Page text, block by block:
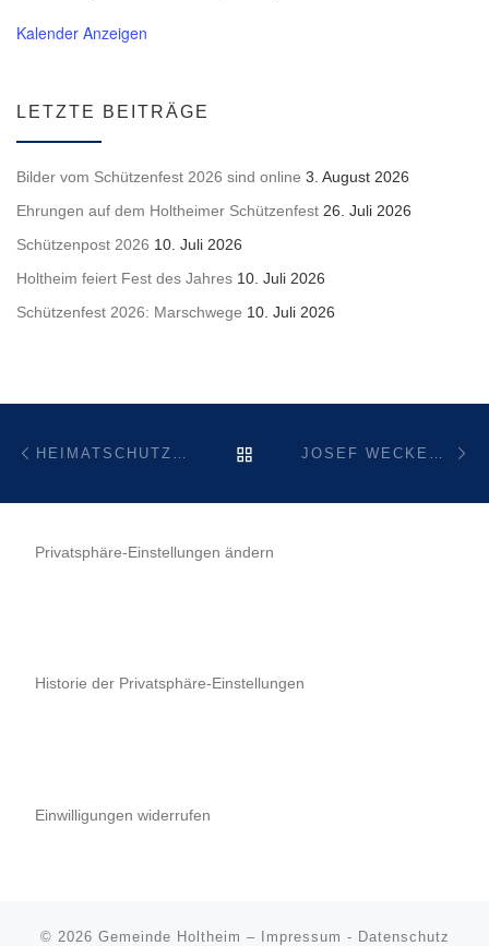
Kalender Anzeigen
LETZTE BEITRÄGE
Bilder vom Schützenfest 2026 sind online 3. August 2026
Ehrungen auf dem Holtheimer Schützenfest 26. Juli 2026
Schützenpost 2026 10. Juli 2026
Holtheim feiert Fest des Jahres 10. Juli 2026
Schützenfest 2026: Marschwege 10. Juli 2026
BeitragsnavigationZURÜCK ZUR
Privatsphäre-Einstellungen ändern
Historie der Privatsphäre-Einstellungen
Einwilligungen widerrufen
© 2026 Gemeinde Holtheim – Impressum - Datenschutz